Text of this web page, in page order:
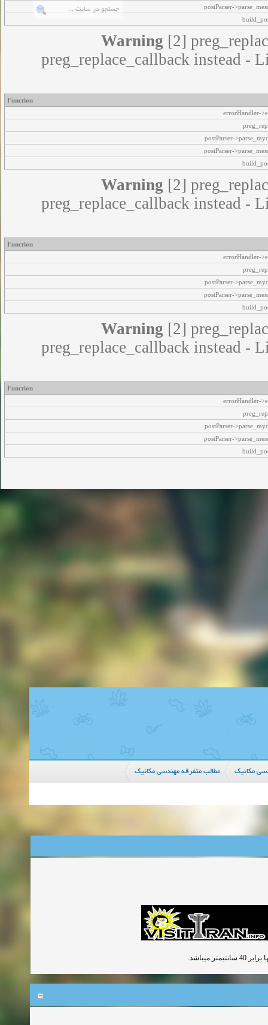
postParser-
Warning [2]
preg_replace_callback instead -
Function
errorHandler-
postParser-
postParser-
Warning [2]
preg_replace_callback instead -
Function
errorHandler-
postParser-
postParser-
Warning [2]
preg_replace_callback instead -
Function
errorHandler-
postParser-
postParser-
مکانیک مطالب متفرقه مهندسی مکانیک